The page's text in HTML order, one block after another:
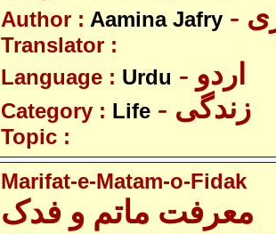
Author : Aamina Jafry
Translator :
Language : Urdu - اردو
Category : Life - زندگی
Topic :
Marifat-e-Matam-o-Fidak
معرفت ماتم و فدک